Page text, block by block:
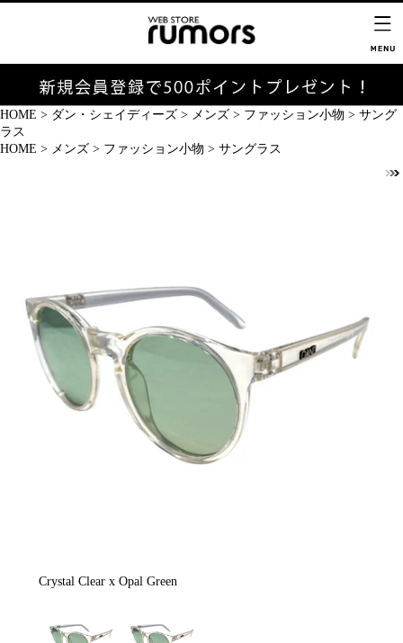
HOME > ダン・シェイディーズ > メンズ > ファッション小物 > サング
ラス
HOME > メンズ > ファッション小物 > サングラス
Crystal Clear x Opal Green